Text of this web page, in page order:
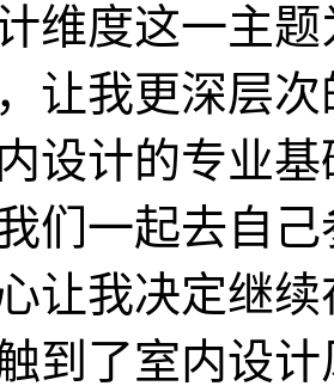
维度这一主
让我更深层
设计的专业
们一起去自
让我决定继
到了室内设